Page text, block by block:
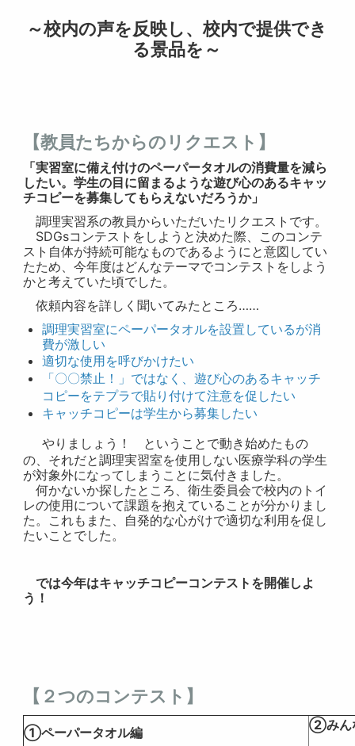
～校内の声を反映し、校内で提供でき
る景品を～
【教員たちからのリクエスト】
「実習室に備え付けのペーパータオルの消費量を減ら
したい。学生の目に留まるような遊び心のあるキャッ
チコピーを募集してもらえないだろうか」
調理実習系の教員からいただいたリクエストです。
SDGsコンテストをしようと決めた際、このコンテ
スト自体が持続可能なものであるようにと意図してい
たため、今年度はどんなテーマでコンテストをしよう
かと考えていた頃でした。
依頼内容を詳しく聞いてみたところ……
調理実習室にペーパータオルを設置しているが消
費が激しい
適切な使用を呼びかけたい
「〇〇禁止！」ではなく、遊び心のあるキャッチ
コピーをテプラで貼り付けて注意を促したい
キャッチコピーは学生から募集したい
やりましょう！ ということで動き始めたもの
の、それだと調理実習室を使用しない医療学科の学生
が対象外になってしまうことに気付きました。
何かないか探したところ、衛生委員会で校内のトイ
レの使用について課題を抱えていることが分かりまし
た。これもまた、自発的な心がけで適切な利用を促し
たいことでした。
では今年はキャッチコピーコンテストを開催しよ
う！
【２つのコンテスト】
①ペーパータオル編
②みん